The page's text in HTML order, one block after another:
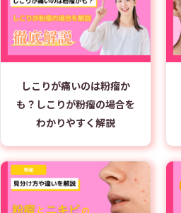
しこりが痛いのは粉瘤か
も？しこりが粉瘤の場合を
わかりやすく解説